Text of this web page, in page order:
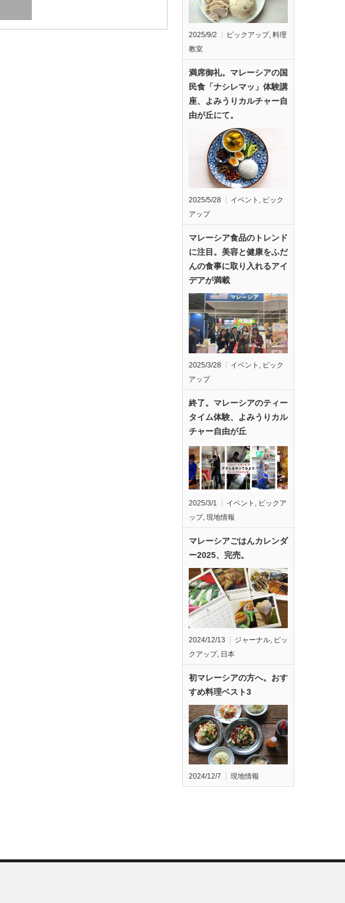
2025/9/2 ピックアップ, 料理
教室
満席御礼。マレーシアの国
民食「ナシレマッ」体験講
座、よみうりカルチャー自
由が丘にて。
2025/5/28 イベント , ピック
アップ
マレーシア食品のトレンド
に注目。美容と健康をふだ
んの食事に取り入れるアイ
デアが満載
2025/3/28 イベント
ピック
アップ
終了。マレーシアのティー
タイム体験、よみうりカル
チャー自由が丘
2025/3/1 イベント , ピックア
ップ, 現地情報
マレーシアごはんカレンダ
ー2025、完売。
2024/12/13 ジャーナル ピッ
クアップ, 日本
初マレーシアの方へ。おす
すめ料理ベスト3
2024/12/7 現地情報